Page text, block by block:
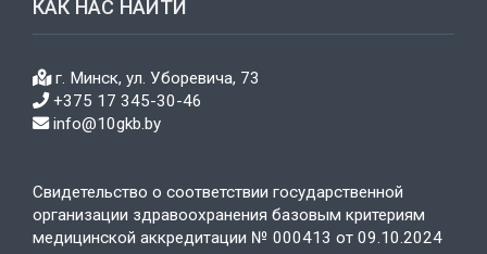
КАК НАС НАЙТИ
г. Минск, ул. Уборевича, 73
+375 17 345-30-46
info@10gkb.by
Свидетельство о соответствии государственной
организации здравоохранения базовым критериям
медицинской аккредитации № 000413 от 09.10.2024